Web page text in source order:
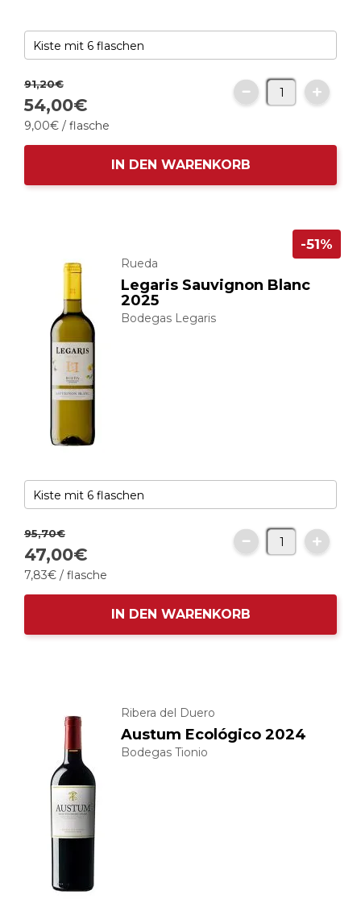
91,20€
54,00€
9,00€ / flasche
IN DEN WARENKORB
Rueda
Legaris Sauvignon Blanc
2025
Bodegas Legaris
-51%
95,70€
47,00€
7,83€ / flasche
IN DEN WARENKORB
Ribera del Duero
Austum Ecológico 2024
Bodegas Tionio